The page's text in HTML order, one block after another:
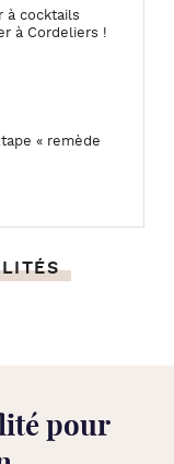
à cocktails
à Cordeliers !
« remède
pour